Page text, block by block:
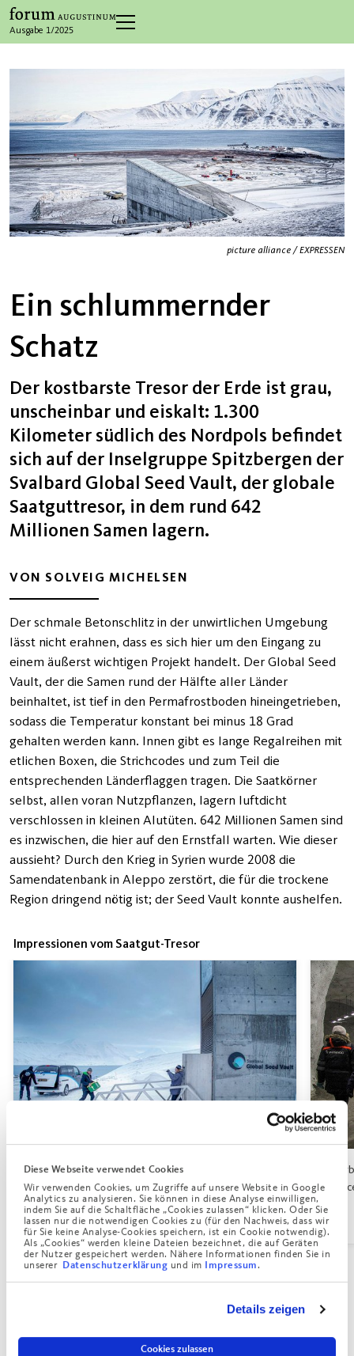
Diese Webseite verwendet Cookies
Wir verwenden Cookies, um Zugriffe auf unsere Website in Google
Analytics zu analysieren. Sie können in diese Analyse einwilligen,
indem Sie auf die Schaltfläche „Cookies zulassen“ klicken. Oder Sie
lassen nur die notwendigen Cookies zu (für den Nachweis, dass wir
für Sie keine Analyse-Cookies speichern, ist ein Cookie notwendig).
Als „Cookies“ werden kleine Dateien bezeichnet, die auf Geräten
der Nutzer gespeichert werden. Nähere Informationen finden Sie in
unserer Datenschutzerklärung und im Impressum.
Details zeigen
Cookies zulassen
Ausgabe 1/2025
picture alliance / EXPRESSEN
Ein schlummernder
Schatz
Der kostbarste Tresor der Erde ist grau,
unscheinbar und eiskalt: 1.300
Kilometer südlich des Nordpols befindet
sich auf der Inselgruppe Spitzbergen der
Svalbard Global Seed Vault, der globale
Saatguttresor, in dem rund 642
Millionen Samen lagern.
VON SOLVEIG MICHELSEN
Der schmale Betonschlitz in der unwirtlichen Umgebung
lässt nicht erahnen, dass es sich hier um den Eingang zu
einem äußerst wichtigen Projekt handelt. Der Global Seed
Vault, der die Samen rund der Hälfte aller Länder
beinhaltet, ist tief in den Permafrostboden hineingetrieben,
sodass die Temperatur konstant bei minus 18 Grad
gehalten werden kann. Innen gibt es lange Regalreihen mit
etlichen Boxen, die Strichcodes und zum Teil die
entsprechenden Länderflaggen tragen. Die Saatkörner
selbst, allen voran Nutzpflanzen, lagern luftdicht
verschlossen in kleinen Alutüten. 642 Millionen Samen sind
es inzwischen, die hier auf den Ernstfall warten. Wie dieser
aussieht? Durch den Krieg in Syrien wurde 2008 die
Samendatenbank in Aleppo zerstört, die für die trockene
Region dringend nötig ist; der Seed Vault konnte aushelfen.
Impressionen vom Saatgut-Tresor
Eine neue Box mit Saatgut wird angeliefert. / picture
alliance – dpa
Die genetische Vielfalt in der Saatgutbank stellt aber nicht
nur wertvolles Material für die Pflanzenzucht, sondern
Grundlagenforschung. Manche nennen sie deshalb „Arche